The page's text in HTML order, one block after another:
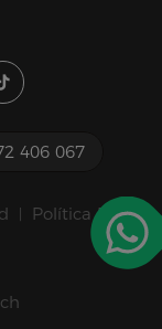
406 067
Política De